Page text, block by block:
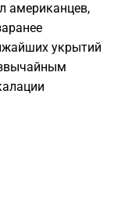
американцев,
укрытий